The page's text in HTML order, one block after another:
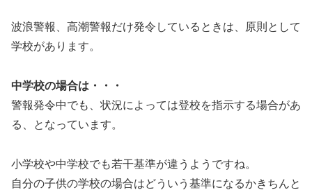
波浪警報、高潮警報だけ発令しているときは、原則として
学校があります。
中学校の場合は・・・
警報発令中でも、状況によっては登校を指示する場合があ
る、となっています。
小学校や中学校でも若干基準が違うようですね。
自分の子供の学校の場合はどういう基準になるかきちんと